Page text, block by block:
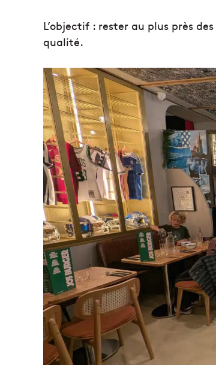
L’objectif : rester au plus près
qualité.